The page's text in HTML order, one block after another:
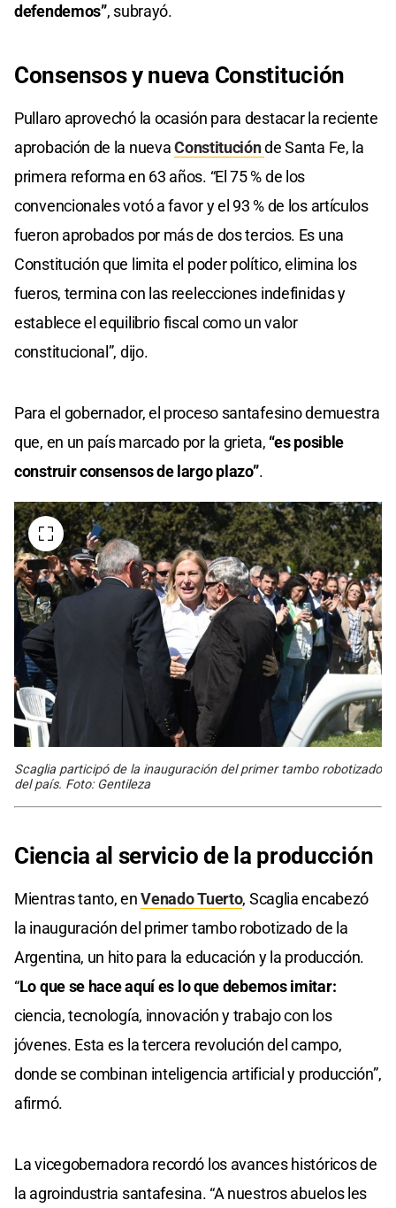
defendemos”, subrayó.
Consensos y nueva Constitución
Pullaro aprovechó la ocasión para destacar la reciente
aprobación de la nuevaConstituciónde Santa Fe, la
primera reforma en 63 años. “El 75 % de los
convencionales votó a favor y el 93 % de los artículos
fueron aprobados por más de dos tercios. Es una
Constitución que limita el poder político, elimina los
fueros, termina con las reelecciones indefinidas y
establece el equilibrio fiscal como un valor
constitucional”, dijo.
Para el gobernador, el proceso santafesino demuestra
que, en un país marcado por la grieta, “es posible
construir consensos de largo plazo”.
Scaglia participó de la inauguración del primer tambo robotizado
del país. Foto: Gentileza
Ciencia al servicio de la producción
Mientras tanto, enVenado Tuerto, Scaglia encabezó
la inauguración del primer tambo robotizado de la
Argentina, un hito para la educación y la producción.
“Lo que se hace aquí es lo que debemos imitar:
ciencia, tecnología, innovación y trabajo con los
jóvenes. Esta es la tercera revolución del campo,
donde se combinan inteligencia artificial y producción”,
afirmó.
La vicegobernadora recordó los avances históricos de
la agroindustria santafesina. “A nuestros abuelos les